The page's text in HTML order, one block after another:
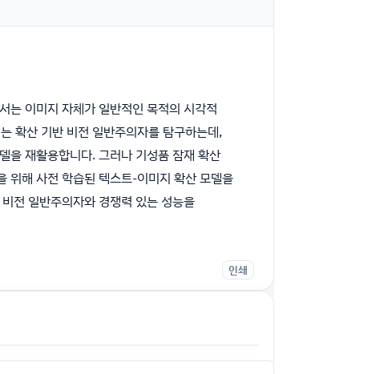
는 이미지 자체가 일반적인 목적의 시각적
확산 기반 비전 일반주의자를 탐구하는데,
을 재활용합니다. 그러나 기성품 잠재 확산
위해 사전 학습된 텍스트-이미지 확산 모델을
전 일반주의자와 경쟁력 있는 성능을
인쇄